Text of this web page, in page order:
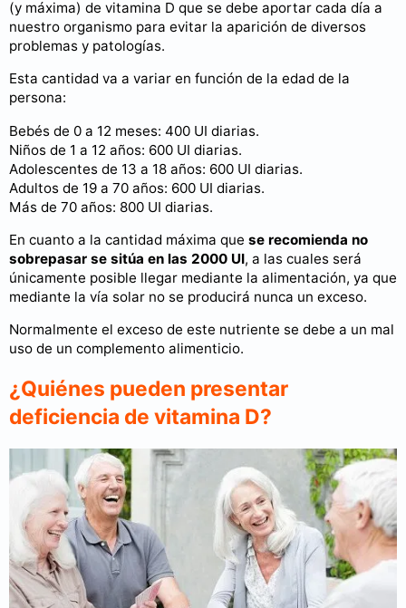
(y máxima) de vitamina D que se debe aportar cada día a
nuestro organismo para evitar la aparición de diversos
problemas y patologías.
Esta cantidad va a variar en función de la edad de la
persona:
Bebés de 0 a 12 meses: 400 UI diarias.
Niños de 1 a 12 años: 600 UI diarias.
Adolescentes de 13 a 18 años: 600 UI diarias.
Adultos de 19 a 70 años: 600 UI diarias.
Más de 70 años: 800 UI diarias.
En cuanto a la cantidad máxima que se recomienda no
sobrepasar se sitúa en las 2000 UI, a las cuales será
únicamente posible llegar mediante la alimentación, ya que
mediante la vía solar no se producirá nunca un exceso.
Normalmente el exceso de este nutriente se debe a un mal
uso de un complemento alimenticio.
¿Quiénes pueden presentar
deficiencia de vitamina D?